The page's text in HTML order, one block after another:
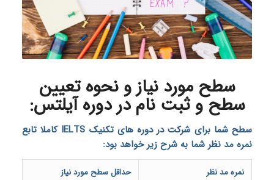
سطح مورد نیاز و نحوه تعیین
سطح و ثبت نام در دوره آیلتس:
سطح شما برای شرکت در دوره های تکنیک IELTS کاملا تابع
نمره مد نظر شما به شرح زیر خواهد بود:
نمره مد نظر حداقل سطح مورد نیاز